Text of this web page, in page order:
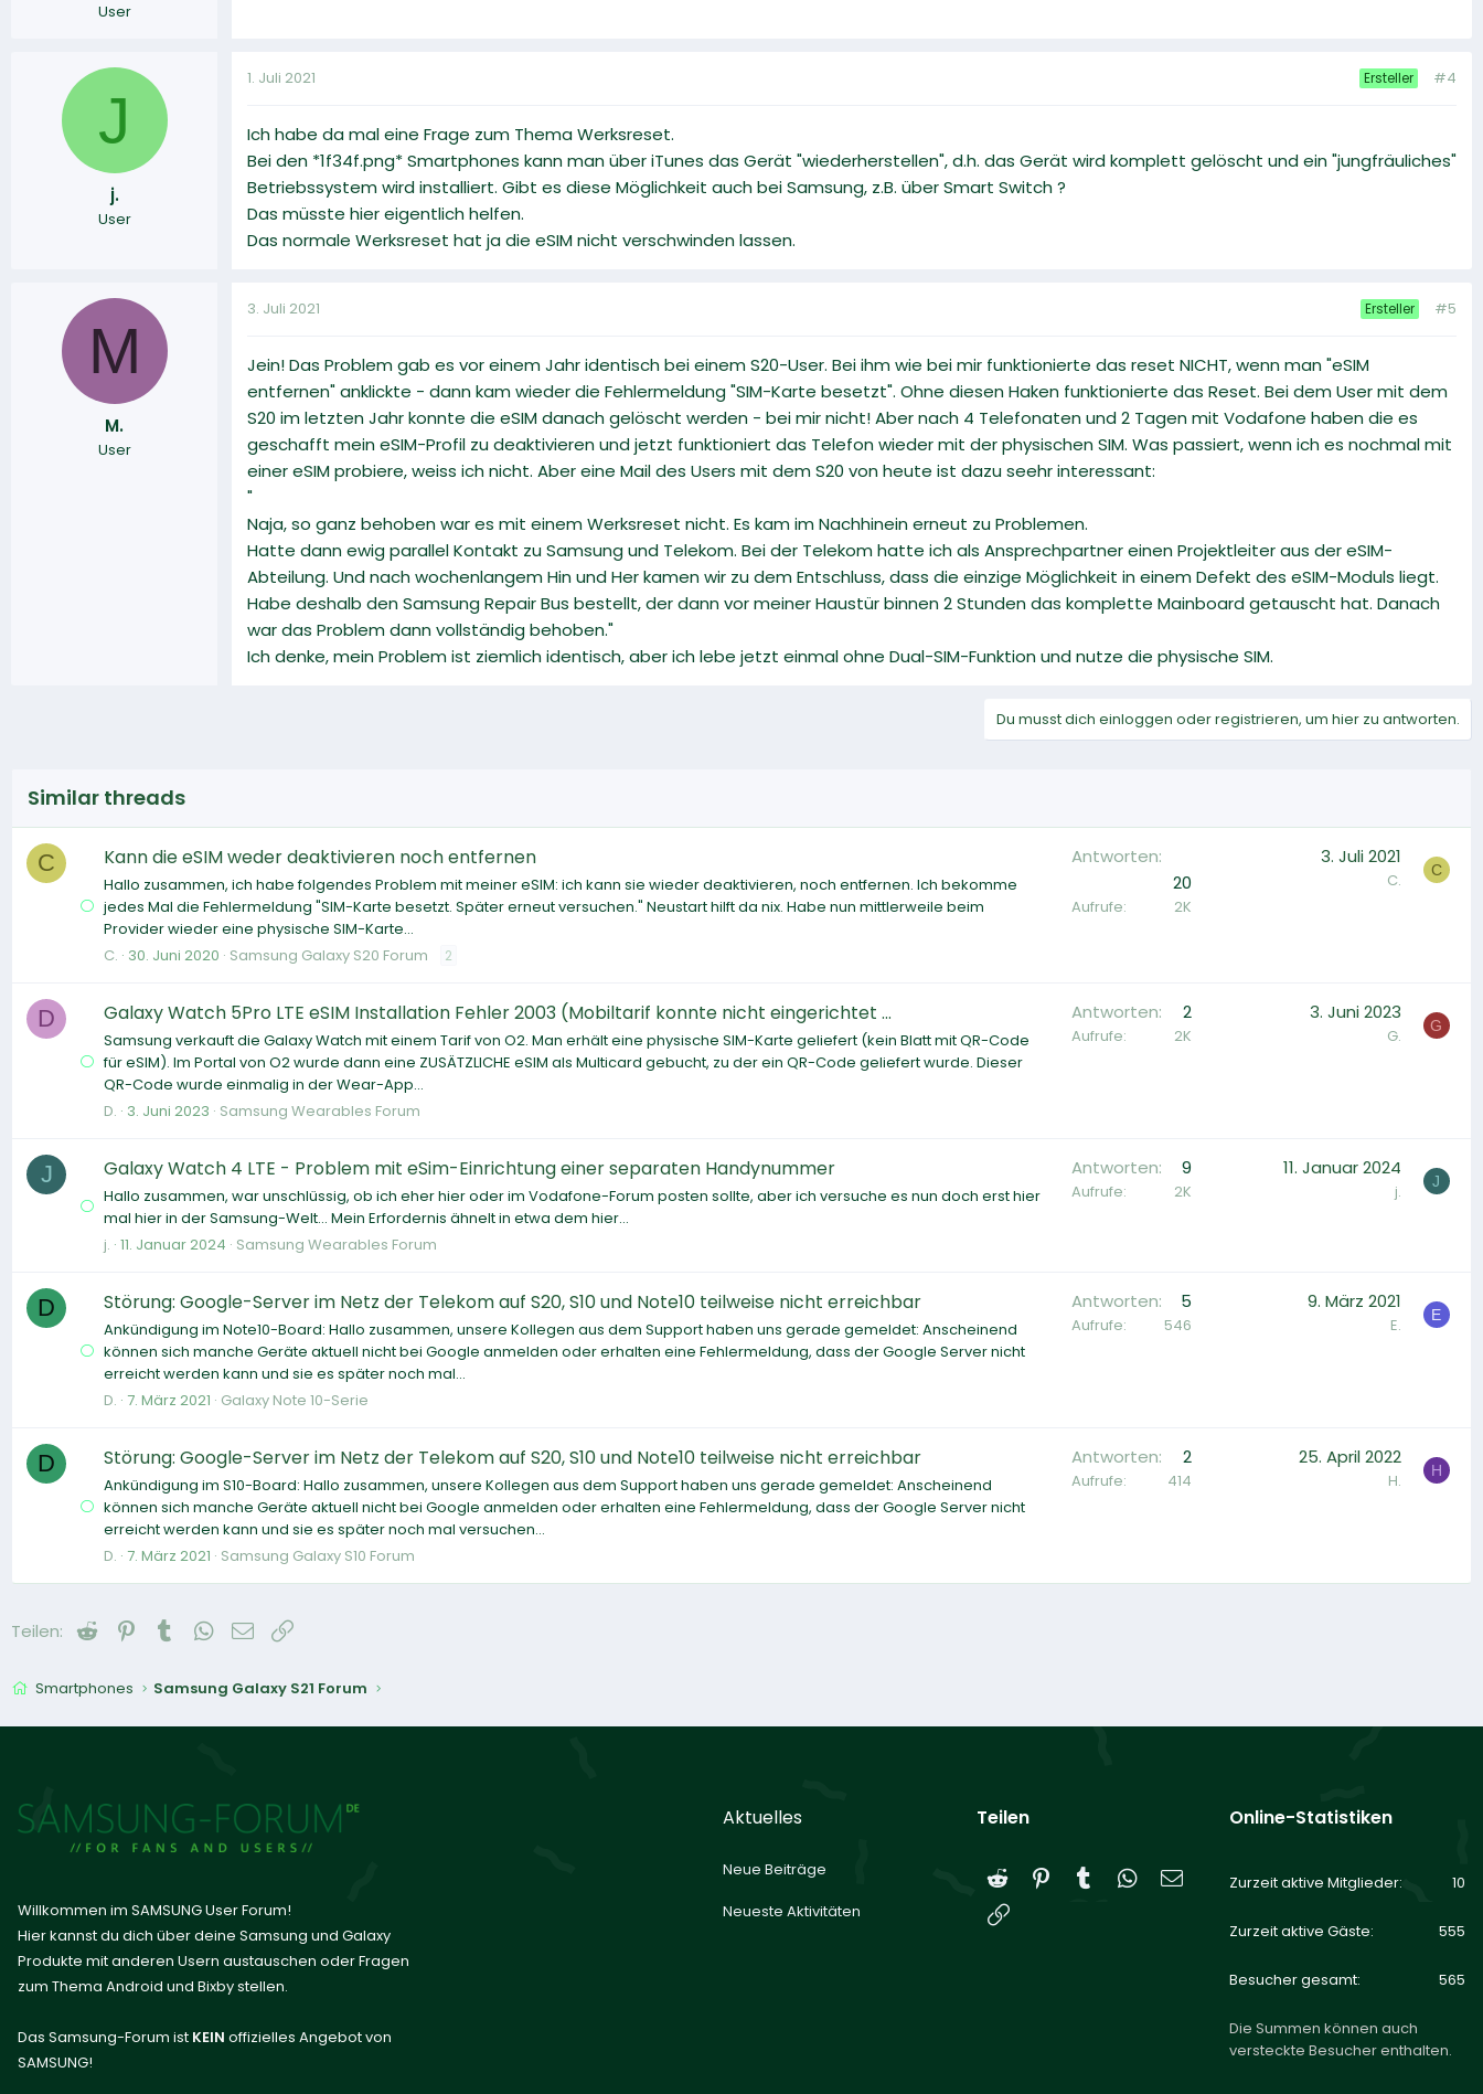
User
J
j.
User
1. Juli 2021 Ersteller #4
Ich habe da mal eine Frage zum Thema Werksreset.
Bei den *1f34f.png* Smartphones kann man über iTunes das Gerät "wiederherstellen", d.h. das Gerät wird komplett gelöscht und ein "jungfräuliches"
Betriebssystem wird installiert. Gibt es diese Möglichkeit auch bei Samsung, z.B. über Smart Switch ?
Das müsste hier eigentlich helfen.
Das normale Werksreset hat ja die eSIM nicht verschwinden lassen.
M
M.
User
3. Juli 2021 Ersteller #5
Jein! Das Problem gab es vor einem Jahr identisch bei einem S20-User. Bei ihm wie bei mir funktionierte das reset NICHT, wenn man "eSIM
entfernen" anklickte - dann kam wieder die Fehlermeldung "SIM-Karte besetzt". Ohne diesen Haken funktionierte das Reset. Bei dem User mit dem
S20 im letzten Jahr konnte die eSIM danach gelöscht werden - bei mir nicht! Aber nach 4 Telefonaten und 2 Tagen mit Vodafone haben die es
geschafft mein eSIM-Profil zu deaktivieren und jetzt funktioniert das Telefon wieder mit der physischen SIM. Was passiert, wenn ich es nochmal mit
einer eSIM probiere, weiss ich nicht. Aber eine Mail des Users mit dem S20 von heute ist dazu seehr interessant:
"
Naja, so ganz behoben war es mit einem Werksreset nicht. Es kam im Nachhinein erneut zu Problemen.
Hatte dann ewig parallel Kontakt zu Samsung und Telekom. Bei der Telekom hatte ich als Ansprechpartner einen Projektleiter aus der eSIM-
Abteilung. Und nach wochenlangem Hin und Her kamen wir zu dem Entschluss, dass die einzige Möglichkeit in einem Defekt des eSIM-Moduls liegt.
Habe deshalb den Samsung Repair Bus bestellt, der dann vor meiner Haustür binnen 2 Stunden das komplette Mainboard getauscht hat. Danach
war das Problem dann vollständig behoben."
Ich denke, mein Problem ist ziemlich identisch, aber ich lebe jetzt einmal ohne Dual-SIM-Funktion und nutze die physische SIM.
Du musst dich einloggen oder registrieren, um hier zu antworten.
Similar threads
C Kann die eSIM weder deaktivieren noch entfernen
Hallo zusammen, ich habe folgendes Problem mit meiner eSIM: ich kann sie wieder deaktivieren, noch entfernen. Ich bekomme
jedes Mal die Fehlermeldung "SIM-Karte besetzt. Später erneut versuchen." Neustart hilft da nix. Habe nun mittlerweile beim
Provider wieder eine physische SIM-Karte...
C. 30. Juni 2020 Samsung Galaxy S20 Forum 2
Antworten
20
Aufrufe 2K
3. Juli 2021
C. C
D Galaxy Watch 5Pro LTE eSIM Installation Fehler 2003 (Mobiltarif konnte nicht eingerichtet ...
Samsung verkauft die Galaxy Watch mit einem Tarif von O2. Man erhält eine physische SIM-Karte geliefert (kein Blatt mit QR-Code
für eSIM). Im Portal von O2 wurde dann eine ZUSÄTZLICHE eSIM als Multicard gebucht, zu der ein QR-Code geliefert wurde. Dieser
QR-Code wurde einmalig in der Wear-App...
D. 3. Juni 2023 Samsung Wearables Forum
Antworten 2
Aufrufe 2K
3. Juni 2023
G. G
J Galaxy Watch 4 LTE - Problem mit eSim-Einrichtung einer separaten Handynummer
Hallo zusammen, war unschlüssig, ob ich eher hier oder im Vodafone-Forum posten sollte, aber ich versuche es nun doch erst hier
mal hier in der Samsung-Welt... Mein Erfordernis ähnelt in etwa dem hier...
j. 11. Januar 2024 Samsung Wearables Forum
Antworten 9
Aufrufe 2K
11. Januar 2024
j. J
D Störung: Google-Server im Netz der Telekom auf S20, S10 und Note10 teilweise nicht erreichbar
Ankündigung im Note10-Board: Hallo zusammen, unsere Kollegen aus dem Support haben uns gerade gemeldet: Anscheinend
können sich manche Geräte aktuell nicht bei Google anmelden oder erhalten eine Fehlermeldung, dass der Google Server nicht
erreicht werden kann und sie es später noch mal...
D. 7. März 2021 Galaxy Note 10-Serie
Antworten 5
Aufrufe 546
9. März 2021
E. E
D Störung: Google-Server im Netz der Telekom auf S20, S10 und Note10 teilweise nicht erreichbar
Ankündigung im S10-Board: Hallo zusammen, unsere Kollegen aus dem Support haben uns gerade gemeldet: Anscheinend
können sich manche Geräte aktuell nicht bei Google anmelden oder erhalten eine Fehlermeldung, dass der Google Server nicht
erreicht werden kann und sie es später noch mal versuchen...
D. 7. März 2021 Samsung Galaxy S10 Forum
Antworten 2
Aufrufe 414
25. April 2022
H. H
Teilen: Reddit PinterestTumblrWhatsApp
E-Mail
Smartphones Samsung Galaxy S21 Forum
Willkommen im SAMSUNG User Forum!
Hier kannst du dich über deine Samsung und Galaxy
Produkte mit anderen Usern austauschen oder Fragen
zum Thema Android und Bixby stellen.
Das Samsung-Forum ist KEIN offizielles Angebot von
SAMSUNG!
Aktuelles
Neue Beiträge
Neueste Aktivitäten
Teilen
Reddit Pinterest
Tumblr WhatsApp
E-Mail
Online-Statistiken
Zurzeit aktive Mitglieder 10
Zurzeit aktive Gäste 555
Besucher gesamt 565
Die Summen können auch
versteckte Besucher enthalten.